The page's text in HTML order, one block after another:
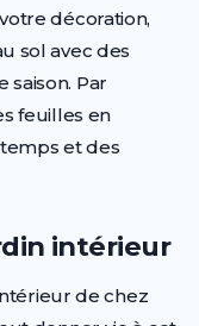
décoration,
sol avec des
Par
feuilles en
et des
intérieur
de chez